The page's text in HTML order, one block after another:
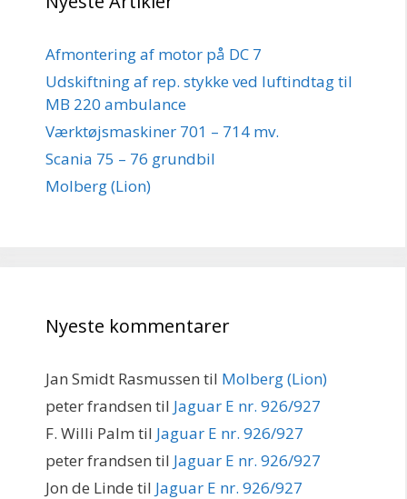
Afmontering af motor på DC 7
Udskiftning af rep. stykke ved luftindtag til
MB 220 ambulance
Værktøjsmaskiner 701 – 714 mv.
Scania 75 – 76 grundbil
Molberg (Lion)
Nyeste kommentarer
Jan Smidt Rasmussen til Molberg (Lion)
peter frandsen til Jaguar E nr. 926/927
F. Willi Palm til Jaguar E nr. 926/927
peter frandsen til Jaguar E nr. 926/927
Jon de Linde til Jaguar E nr. 926/927